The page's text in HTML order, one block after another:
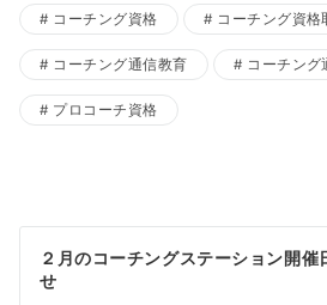
コーチング資格 コーチング資格
コーチング通信教育 コーチング
プロコーチ資格
稿
ナ
２月のコーチングステーション開催
せ